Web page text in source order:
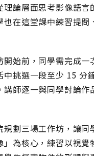
理論層面思考影像語
在這堂課中練習提
開始前，同學需完成
挑選一段至少 15 分
師逐一與同學討論
劃三場工作坊，讓
為核心，練習以視